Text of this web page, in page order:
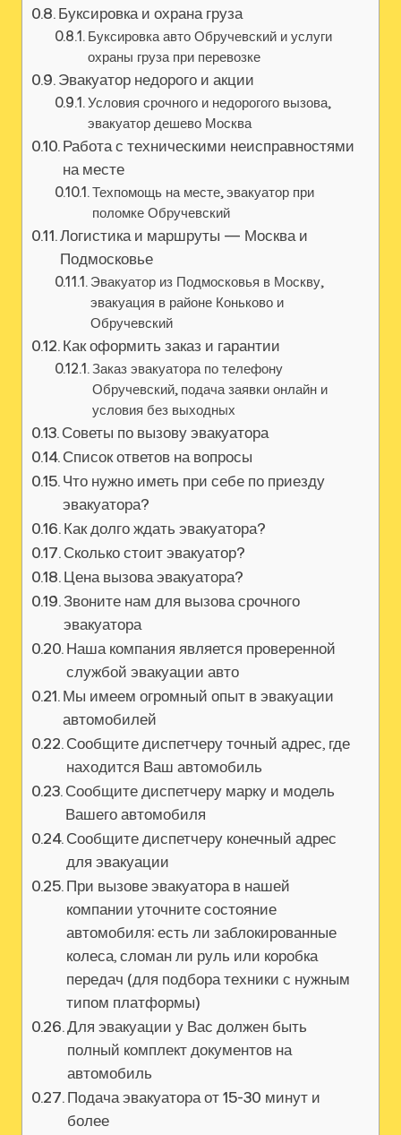
Буксировка и охрана груза
Буксировка авто Обручевский и услуги
охраны груза при перевозке
Эвакуатор недорого и акции
Условия срочного и недорогого вызова,
эвакуатор дешево Москва
Работа с техническими неисправностями
на месте
Техпомощь на месте, эвакуатор при
поломке Обручевский
Логистика и маршруты — Москва и
Подмосковье
Эвакуатор из Подмосковья в Москву,
эвакуация в районе Коньково и
Обручевский
Как оформить заказ и гарантии
Заказ эвакуатора по телефону
Обручевский, подача заявки онлайн и
условия без выходных
Советы по вызову эвакуатора
Список ответов на вопросы
Что нужно иметь при себе по приезду
эвакуатора?
Как долго ждать эвакуатора?
Сколько стоит эвакуатор?
Цена вызова эвакуатора?
Звоните нам для вызова срочного
эвакуатора
Наша компания является проверенной
службой эвакуации авто
Мы имеем огромный опыт в эвакуации
автомобилей
Сообщите диспетчеру точный адрес, где
находится Ваш автомобиль
Сообщите диспетчеру марку и модель
Вашего автомобиля
Сообщите диспетчеру конечный адрес
для эвакуации
При вызове эвакуатора в нашей
компании уточните состояние
автомобиля: есть ли заблокированные
колеса, сломан ли руль или коробка
передач (для подбора техники с нужным
типом платформы)
Для эвакуации у Вас должен быть
полный комплект документов на
автомобиль
Подача эвакуатора от 15-30 минут и
более